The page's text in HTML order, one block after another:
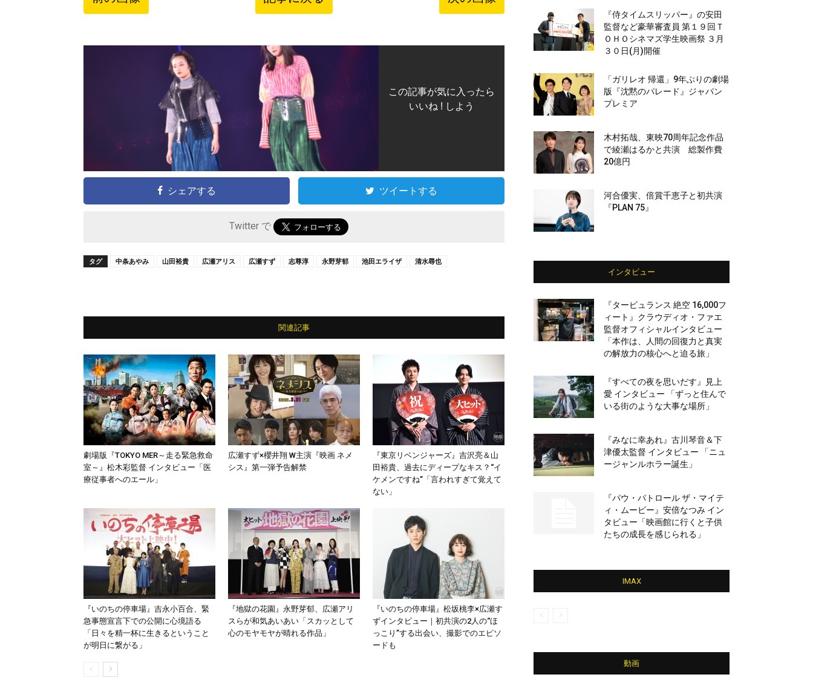
この記事が気に入ったら
いいね ! しよう
シェアする ツイートする
Twitter で
タグ 中条あやみ 山田裕貴 広瀬アリス 広瀬すず 志尊淳 永野芽郁 池田エライザ 清水尋也
関連記事
劇場版『TOKYO MER～走る緊急救命
室～』松木彩監督 インタビュー「医
療従事者へのエール」
広瀬すず×櫻井翔 W主演『映画 ネメ
シス』第一弾予告解禁
『東京リベンジャーズ』吉沢亮＆山
田裕貴、過去にディープなキス？“イ
ケメンですね”「言われすぎて覚えて
ない」
『いのちの停車場』吉永小百合、緊
急事態宣言下での公開に心境語る
「日々を精一杯に生きるということ
が明日に繋がる」
『地獄の花園』永野芽郁、広瀬アリ
スらが和気あいあい「スカッとして
心のモヤモヤが晴れる作品」
『いのちの停車場』松坂桃李×広瀬す
ずインタビュー｜初共演の2人の“ほ
っこり”する出会い、撮影でのエピソ
ードも
『侍タイムスリッパー』の安田
監督など豪華審査員 第１９回Ｔ
ＯＨＯシネマズ学生映画祭 ３月
３０日(月)開催
「ガリレオ 帰還」9年ぶりの劇場
版『沈黙のパレード』ジャパン
プレミア
木村拓哉、東映70周年記念作品
で綾瀬はるかと共演 総製作費
20億円
河合優実、倍賞千恵子と初共演
『PLAN 75』
インタビュー
『タービュランス 絶空 16,000フ
ィート』クラウディオ・ファエ
監督オフィシャルインタビュー
「本作は、人間の回復力と真実
の解放力の核心へと迫る旅」
『すべての夜を思いだす』見上
愛 インタビュー 「ずっと住んで
いる街のような大事な場所」
『みなに幸あれ』古川琴音＆下
津優太監督 インタビュー 「ニュ
ージャンルホラー誕生」
『パウ・パトロール ザ・マイテ
ィ・ムービー』安倍なつみ イン
タビュー「映画館に行くと子供
たちの成長を感じられる」
IMAX
動画